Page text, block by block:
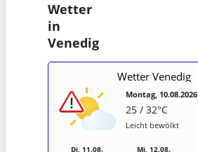
Wetter
in
Venedig
Wetter Venedig
Montag, 10.08.2026
25 / 32°C
Leicht bewölkt
Di, 11.08. Mi, 12.08.